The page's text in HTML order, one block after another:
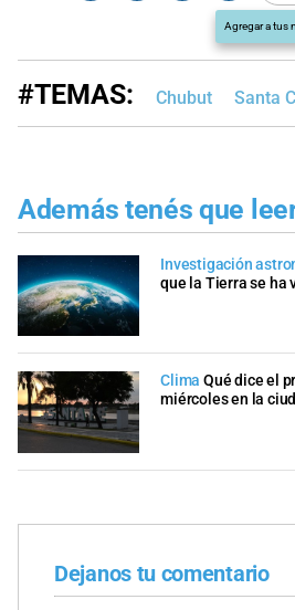
Agregar a tus
#TEMAS: Chubut Santa
Además tenés que
Investigación
que la Tierra se ha
Clima Qué dice el
miércoles en la
Dejanos tu comentario